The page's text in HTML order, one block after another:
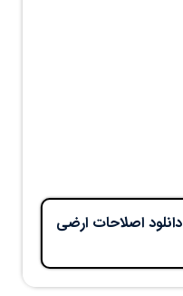
های هوایی سال 1342 و دانلود اصلاحات ارضي